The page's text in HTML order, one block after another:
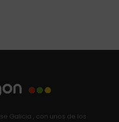
Galicia , con unos de los